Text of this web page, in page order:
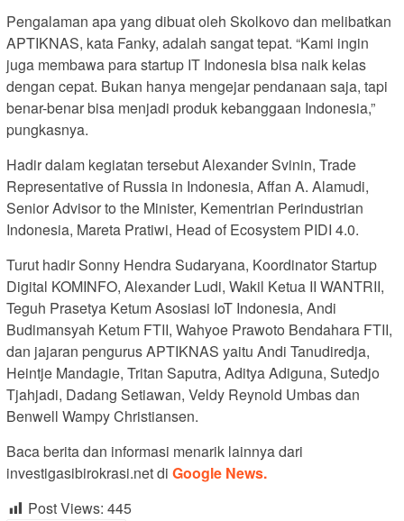
Pengalaman apa yang dibuat oleh Skolkovo dan melibatkan
APTIKNAS, kata Fanky, adalah sangat tepat. “Kami ingin
juga membawa para startup IT Indonesia bisa naik kelas
dengan cepat. Bukan hanya mengejar pendanaan saja, tapi
benar-benar bisa menjadi produk kebanggaan Indonesia,”
pungkasnya.
Hadir dalam kegiatan tersebut Alexander Svinin, Trade
Representative of Russia in Indonesia, Affan A. Alamudi,
Senior Advisor to the Minister, Kementrian Perindustrian
Indonesia, Mareta Pratiwi, Head of Ecosystem PIDI 4.0.
Turut hadir Sonny Hendra Sudaryana, Koordinator Startup
Digital KOMINFO, Alexander Ludi, Wakil Ketua II WANTRII,
Teguh Prasetya Ketum Asosiasi IoT Indonesia, Andi
Budimansyah Ketum FTII, Wahyoe Prawoto Bendahara FTII,
dan jajaran pengurus APTIKNAS yaitu Andi Tanudiredja,
Heintje Mandagie, Tritan Saputra, Aditya Adiguna, Sutedjo
Tjahjadi, Dadang Setiawan, Veldy Reynold Umbas dan
Benwell Wampy Christiansen.
Baca berita dan informasi menarik lainnya dari
investigasibirokrasi.net di Google News.
Post Views: 445